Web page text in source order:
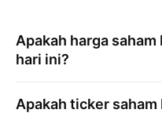
Apakah harga saham
hari ini?
Apakah ticker saham